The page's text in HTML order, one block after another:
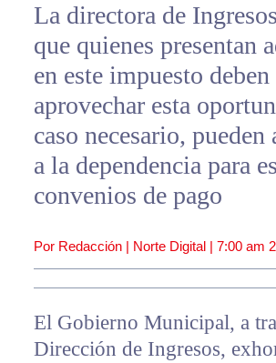
La directora de
que quienes presentan
en este impuesto deben
aprovechar esta
caso necesario, pueden
a la dependencia para
convenios de pago
Por Redacción | Norte Digital | 7:00 am
El Gobierno Municipal, a
Dirección de Ingresos,